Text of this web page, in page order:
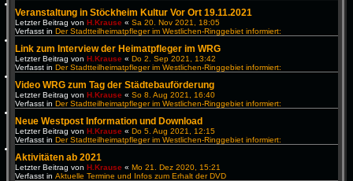
Veranstaltung in Stöckheim Kultur Vor Ort 19.11.2021
Letzter Beitrag von H.Krause « Sa 20. Nov 2021, 18:05
Verfasst in Der Stadtteilheimatpfleger im Westlichen-Ringgebiet informiert:
Link zum Interview der Heimatpfleger im WRG
Letzter Beitrag von H.Krause « Do 2. Sep 2021, 13:42
Verfasst in Der Stadtteilheimatpfleger im Westlichen-Ringgebiet informiert:
Video WRG zum Tag der Städtebauförderung
Letzter Beitrag von H.Krause « So 8. Aug 2021, 16:40
Verfasst in Der Stadtteilheimatpfleger im Westlichen-Ringgebiet informiert:
Neue Westpost Information und Download
Letzter Beitrag von H.Krause « Do 5. Aug 2021, 12:15
Verfasst in Der Stadtteilheimatpfleger im Westlichen-Ringgebiet informiert:
Aktivitäten ab 2021
Letzter Beitrag von H.Krause « Mo 21. Dez 2020, 15:21
Verfasst in Aktuelle Termine und Infos zum Erhalt der DVD